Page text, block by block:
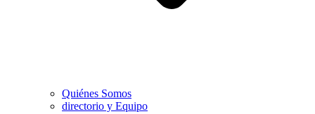
Quiénes Somos
directorio y Equipo